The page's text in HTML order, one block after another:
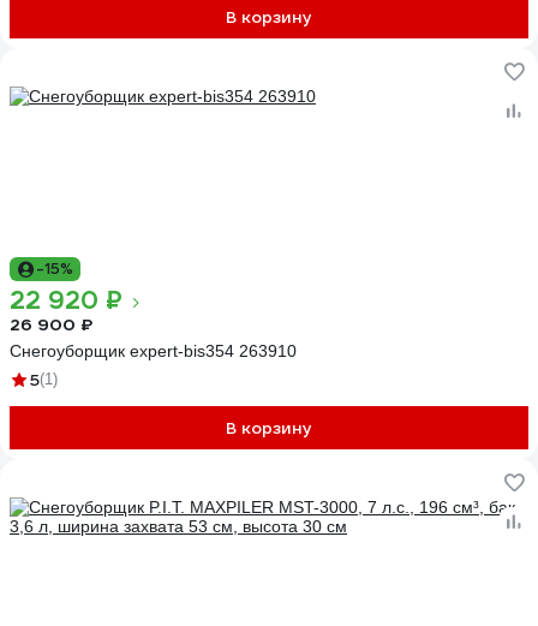
В корзину
-15%
22 920 ₽
26 900 ₽
Снегоуборщик expert-bis354 263910
5(1)
В корзину